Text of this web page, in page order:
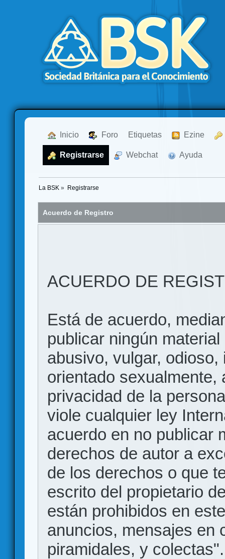
Inicio Foro Etiquetas Ezine
Registrarse Webchat Ayuda
La BSK » Registrarse
Acuerdo de Registro
ACUERDO DE
Está de acuerdo,
publicar ningún
abusivo, vulgar,
orientado sexualmente,
privacidad de la
viole cualquier ley
acuerdo en no publicar
derechos de autor a
de los derechos o que
escrito del propietario
están prohibidos en
anuncios, mensajes en
piramidales, y colectas".